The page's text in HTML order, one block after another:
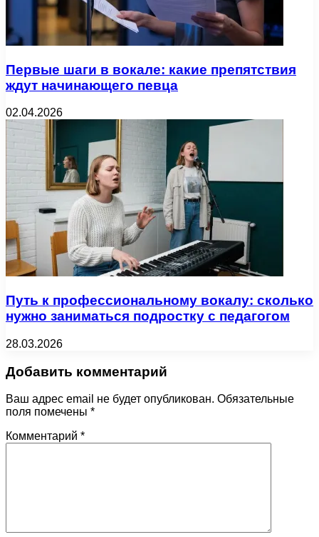
Первые шаги в вокале: какие препятствия
ждут начинающего певца
02.04.2026
Путь к профессиональному вокалу: сколько
нужно заниматься подростку с педагогом
28.03.2026
Добавить комментарий
Ваш адрес email не будет опубликован. Обязательные
поля помечены *
Комментарий *